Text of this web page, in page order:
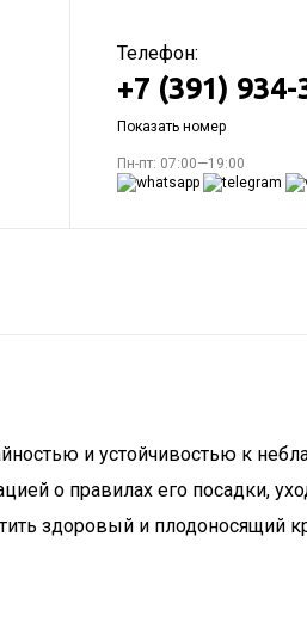
Телефон:
+7 (391) 934-
Показать номер
Пн-пт: 07:00—19:00
и устойчивостью к
о правилах его посадки,
здоровый и плодоносящий